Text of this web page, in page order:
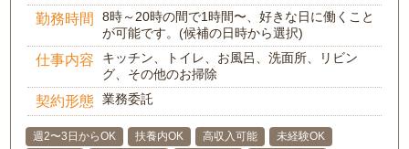
勤務時間
8時～20時の間で1時間〜、好きな日に働くこと
が可能です。(候補の日時から選択)
仕事内容
キッチン、トイレ、お風呂、洗面所、リビン
グ、その他のお掃除
契約形態 業務委託
週2〜3日からOK 扶養内OK 高収入可能
未経験OK